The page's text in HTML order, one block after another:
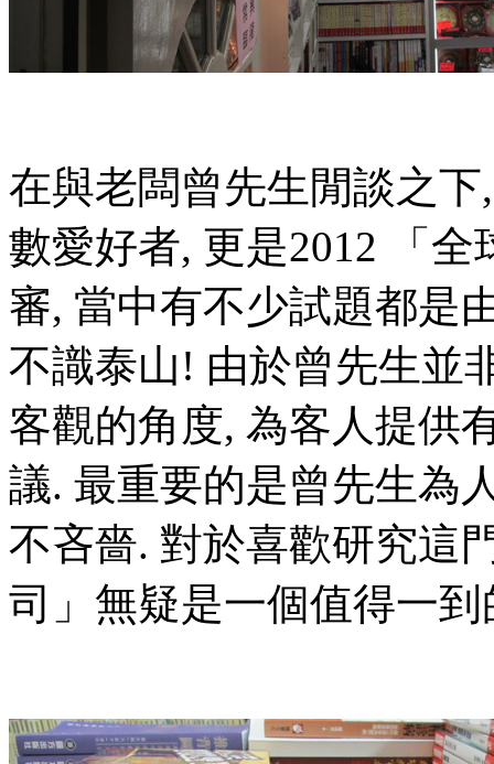
在與老闆曾先生閒談之
數愛好者, 更是2012 「
審, 當中有不少試題都是
不識泰山! 由於曾先生並
客觀的角度, 為客人提供
議. 最重要的是曾先生為
不吝嗇. 對於喜歡研究這
司」無疑是一個值得一到